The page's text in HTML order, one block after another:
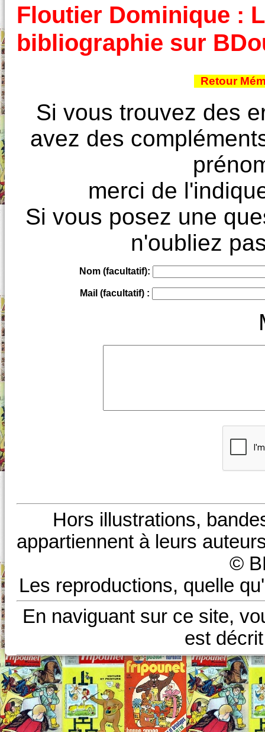
Floutier Dominique :
bibliographie sur
Retour
Si vous trouvez des
avez des
merci de
Si vous posez une
n'oubliez
Nom (facultatif):
Mail (facultatif) :
Hors illustrations,
appartiennent à leurs
©
Les reproductions, quelle
En naviguant sur ce site,
est